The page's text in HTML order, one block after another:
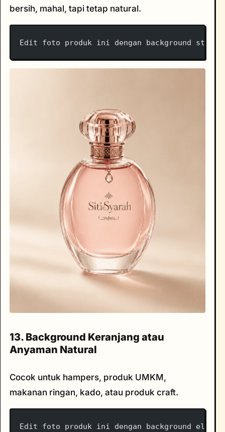
bersih, mahal, tapi tetap natural.
Edit foto produk ini dengan background
13. Background Keranjang atau
Anyaman Natural
Cocok untuk hampers, produk UMKM,
makanan ringan, kado, atau produk craft.
Edit foto produk ini dengan background